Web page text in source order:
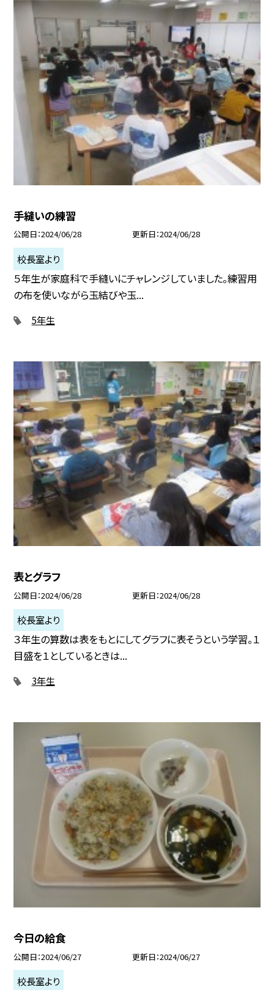
手縫いの練習
公開日 2024/06/28 更新日 2024/06/28
校長室より
５年生が家庭科で手縫いにチャレンジしていました。練習用
の布を使いながら玉結びや玉...
5年生
表とグラフ
公開日 2024/06/28 更新日 2024/06/28
校長室より
３年生の算数は表をもとにしてグラフに表そうという学習。１
目盛を１としているときは...
3年生
今日の給食
公開日 2024/06/27 更新日 2024/06/27
校長室より